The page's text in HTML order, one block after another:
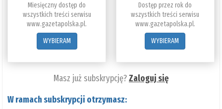
Miesięczny dostęp do
wszystkich treści serwisu
www.gazetapolska.pl.
WYBIERAM
Dostęp przez rok do
wszystkich treści serwisu
www.gazetapolska.pl.
WYBIERAM
Masz już subskrypcję?Zaloguj się
W ramach subskrypcji otrzymasz: